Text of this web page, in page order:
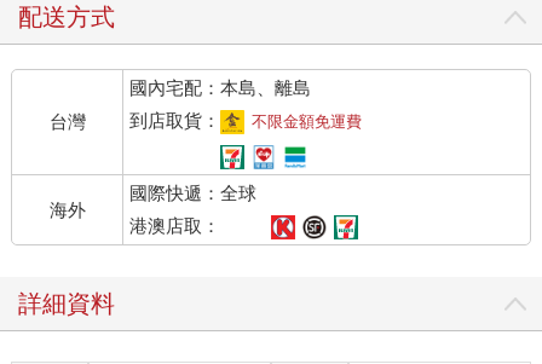
變為疾病的「症」時，還是要配合醫師所指示的療程和相關檢測
向全新生活。
❖自主運動可消除肥胖、促進代謝
觸證和整復的解證，皆需要發自於中極的內功，創造出「運動
心」：增加輸入動脈的血流量，並促進血液循環，減少心臟收縮
的次數，讓更多的血液流入肺臟。不但能強化心肺功能，同時能
促進心血管的暢通，使血管保持彈性，並增生動脈延伸到肌肉的
毛細血管（微血管），以舒緩動脈在運動時的血流量。
肥胖，促進新陳代謝。尤其是針對核心肌肉群伸展和強化的運
動，不但能強健肌肉，維持健美的體態和曲線，更重要的是能維
持脊椎的穩定性，讓人在運動時，展現出優雅從容的動態平衡。
配送方式
台灣
國內宅配：本島、離島
到店取貨：
不限金額免運費
海外
國際快遞：全球
港澳店取：
詳細資料